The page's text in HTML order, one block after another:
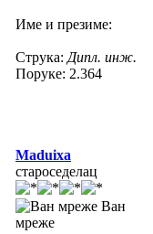
Име и презиме:
Струка: Дипл. инж.
Поруке: 2.364
Maduixa
староседелац
Ван
мреже